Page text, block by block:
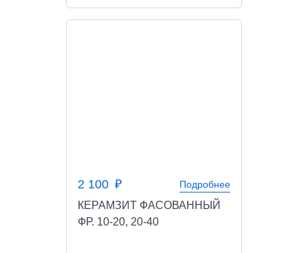
2 100 Подробнее
КЕРАМЗИТ ФАСОВАННЫЙ
ФР. 10-20, 20-40